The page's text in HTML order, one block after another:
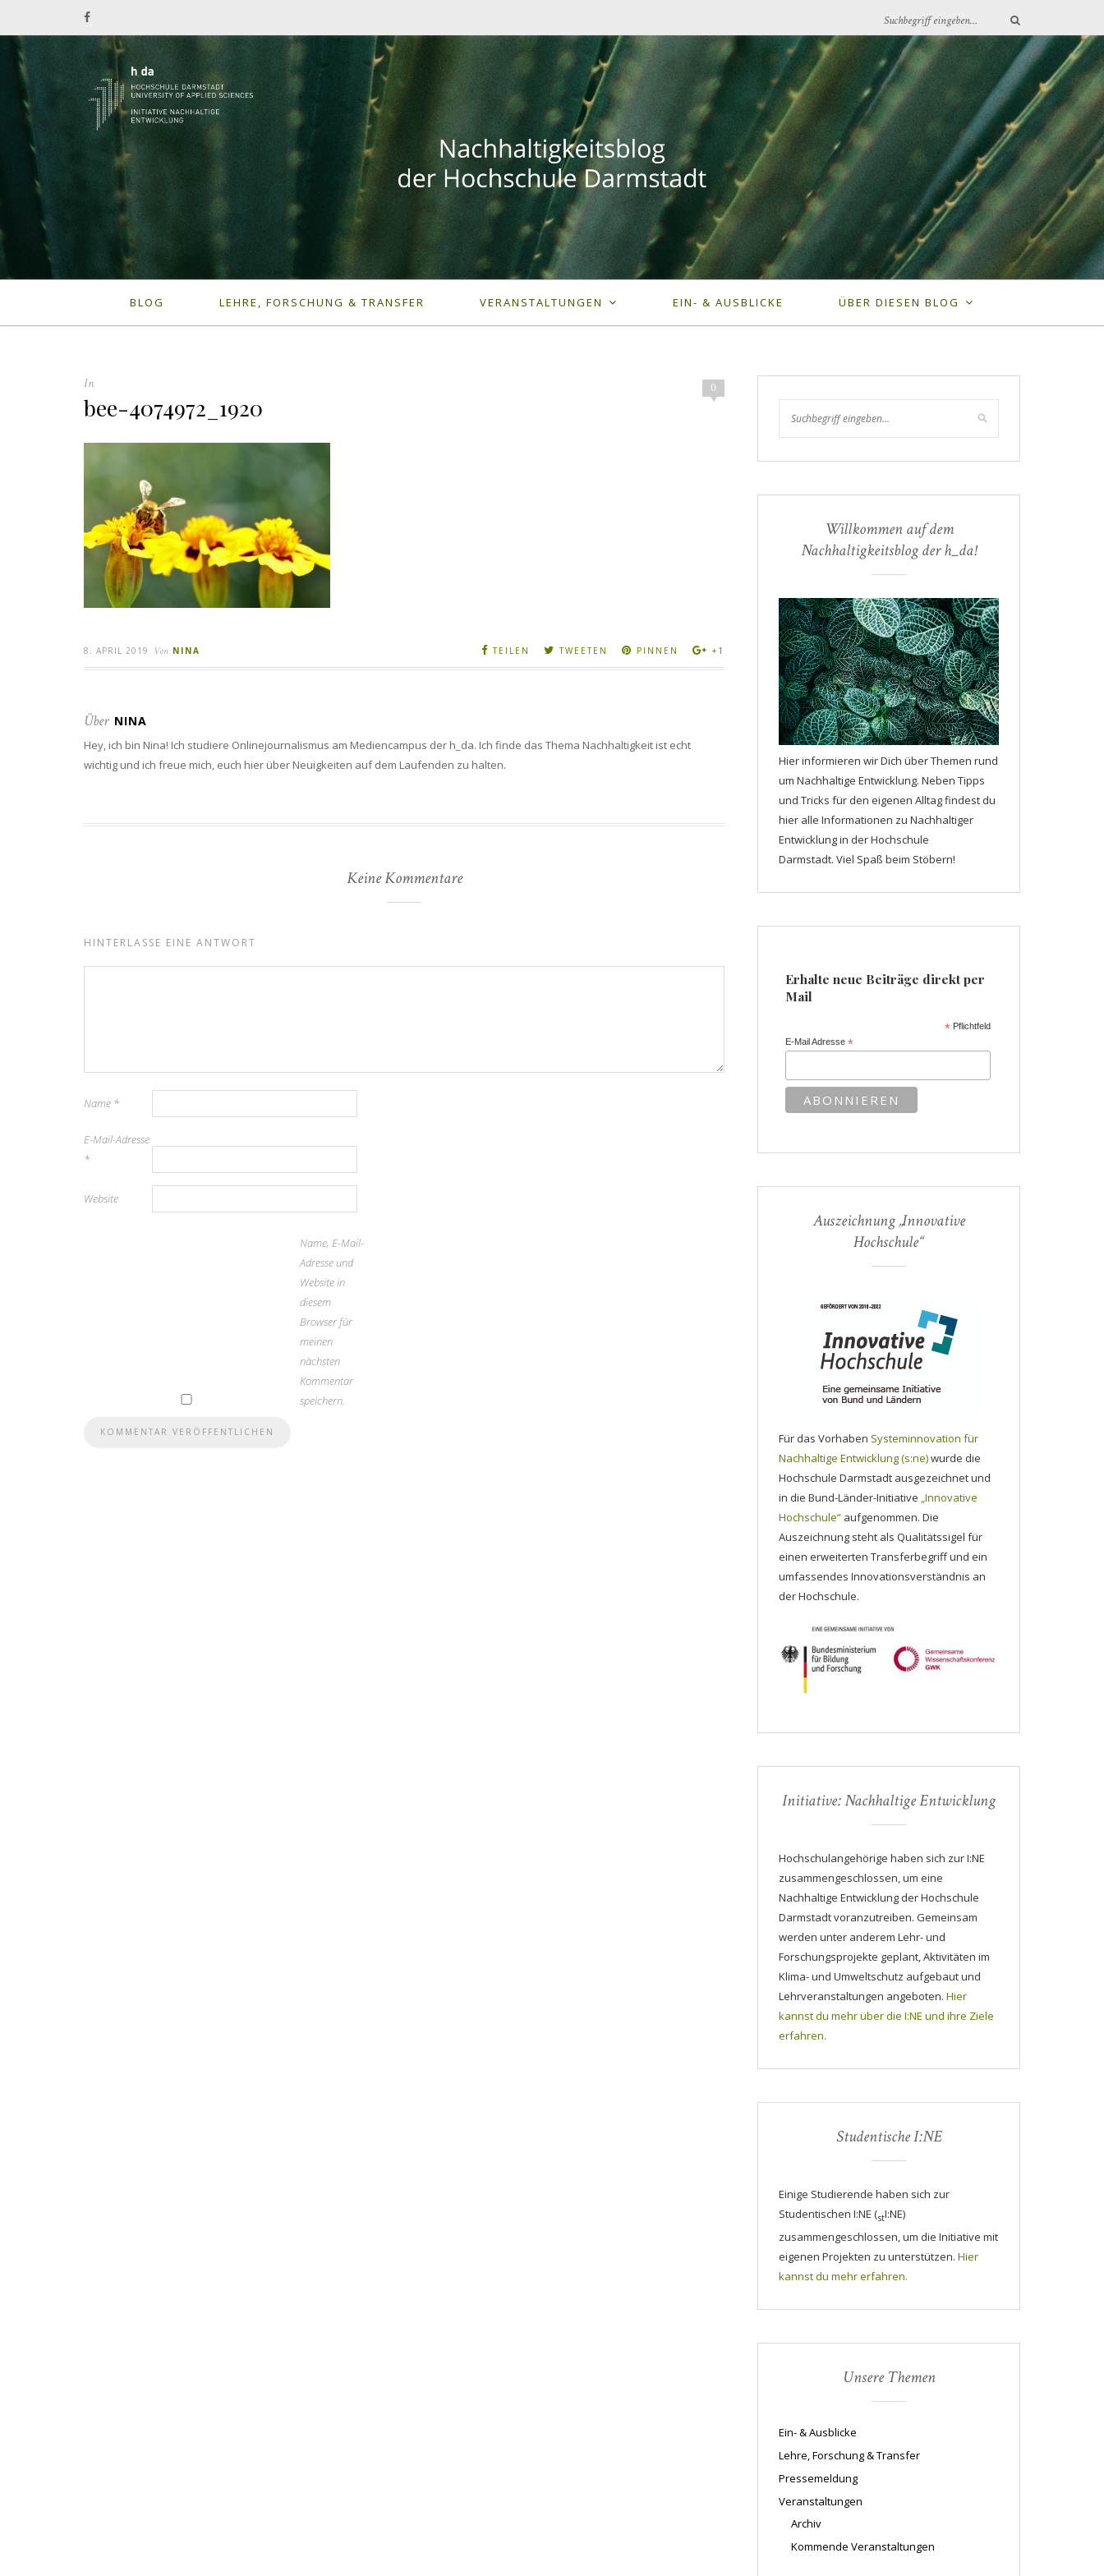
BLOG LEHRE, FORSCHUNG & TRANSFER VERANSTALTUNGEN EIN- & AUSBLICKE ÜBER DIESEN BLOG
0
In
bee-4074972_1920
8. APRIL 2019 Von NINA TEILEN TWEETEN PINNEN +1
Über NINA
Hey, ich bin Nina! Ich studiere Onlinejournalismus am Mediencampus der h_da. Ich finde das Thema Nachhaltigkeit ist echt
wichtig und ich freue mich, euch hier über Neuigkeiten auf dem Laufenden zu halten.
Keine Kommentare
HINTERLASSE EINE ANTWORT
Name *
E-Mail-Adresse
*
Website
Name, E-Mail-
Adresse und
Website in
diesem
Browser für
meinen
nächsten
Kommentar
speichern.
Willkommen auf dem
Nachhaltigkeitsblog der h_da!
Hier informieren wir Dich über Themen rund
um Nachhaltige Entwicklung. Neben Tipps
und Tricks für den eigenen Alltag findest du
hier alle Informationen zu Nachhaltiger
Entwicklung in der Hochschule
Darmstadt. Viel Spaß beim Stöbern!
Erhalte neue Beiträge direkt per
Mail
*Pflichtfeld
E-Mail Adresse*
Auszeichnung „Innovative
Hochschule“
Für das Vorhaben Systeminnovation für
Nachhaltige Entwicklung (s:ne)wurde die
Hochschule Darmstadt ausgezeichnet und
in die Bund-Länder-Initiative „Innovative
Hochschule“ aufgenommen. Die
Auszeichnung steht als Qualitätssigel für
einen erweiterten Transferbegriff und ein
umfassendes Innovationsverständnis an
der Hochschule.
Initiative: Nachhaltige Entwicklung
Hochschulangehörige haben sich zur I:NE
zusammengeschlossen, um eine
Nachhaltige Entwicklung der Hochschule
Darmstadt voranzutreiben. Gemeinsam
werden unter anderem Lehr- und
Forschungsprojekte geplant, Aktivitäten im
Klima- und Umweltschutz aufgebaut und
Lehrveranstaltungen angeboten. Hier
kannst du mehr über die I:NE und ihre Ziele
erfahren.
Studentische I:NE
Einige Studierende haben sich zur
Studentischen I:NE (stI:NE)
zusammengeschlossen, um die Initiative mit
eigenen Projekten zu unterstützen. Hier
kannst du mehr erfahren.
Unsere Themen
Ein- & Ausblicke
Lehre, Forschung & Transfer
Pressemeldung
Veranstaltungen
Archiv
Kommende Veranstaltungen